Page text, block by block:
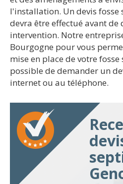
l'installation. Un devis
devra être effectué avant
intervention. Notre
Bourgogne pour vous
mise en place de votre
possible de demander un
internet ou au téléphone.